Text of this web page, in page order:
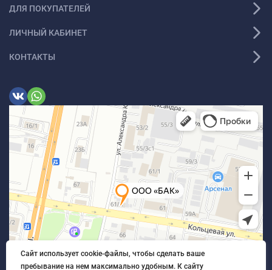
ДЛЯ ПОКУПАТЕЛЕЙ
ЛИЧНЫЙ КАБИНЕТ
КОНТАКТЫ
Сайт использует cookie-файлы, чтобы сделать ваше
пребывание на нем максимально удобным. К cайту